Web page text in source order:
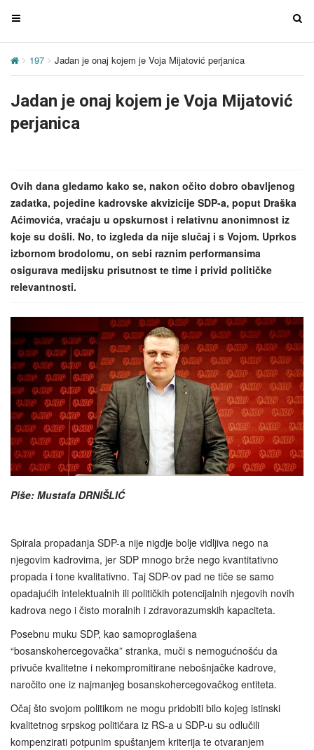
T
g
e
n
a
g
a
t
i
o
n
T
g
a
i
197 Jadan je onaj kojem je Voja Mijatović perjanica
Jadan je onaj kojem je Voja Mijatović
perjanica
Ovih dana gledamo kako se, nakon očito dobro obavljenog
zadatka, pojedine kadrovske akvizicije SDP-a, poput Draška
Aćimovića, vraćaju u opskurnost i relativnu anonimnost iz
koje su došli. No, to izgleda da nije slučaj i s Vojom. Uprkos
izbornom brodolomu, on sebi raznim performansima
osigurava medijsku prisutnost te time i privid političke
relevantnosti.
Piše: Mustafa DRNIŠLIĆ
Spirala propadanja SDP-a nije nigdje bolje vidljiva nego na
njegovim kadrovima, jer SDP mnogo brže nego kvantitativno
propada i tone kvalitativno. Taj SDP-ov pad ne tiče se samo
opadajućih intelektualnih ili političkih potencijalnih njegovih novih
kadrova nego i čisto moralnih i zdravorazumskih kapaciteta.
Posebnu muku SDP, kao samoproglašena
“bosanskohercegovačka” stranka, muči s nemogućnošću da
privuče kvalitetne i nekompromitirane nebošnjačke kadrove,
naročito one iz najmanjeg bosanskohercegovačkog entiteta.
Očaj što svojom politikom ne mogu pridobiti bilo kojeg istinski
kvalitetnog srpskog političara iz RS-a u SDP-u su odlučili
kompenzirati potpunim spuštanjem kriterija te otvaranjem